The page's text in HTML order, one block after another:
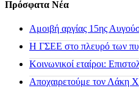
Πρόσφατα Νέα
Αμοιβή αργίας 15ης
H ΓΣΕΕ στο πλευρό των
Κοινωνικοί εταίροι:
Αποχαιρετούμε τον Λάκη